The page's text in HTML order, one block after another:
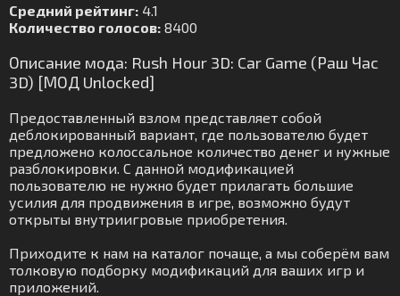
Средний рейтинг: 4.1
Количество голосов: 8400
Описание мода: Rush Hour 3D: Car Game (Раш Час
3D) [МОД Unlocked]
Предоставленный взлом представляет собой
деблокированный вариант, где пользователю будет
предложено колоссальное количество денег и нужные
разблокировки. С данной модификацией
пользователю не нужно будет прилагать большие
усилия для продвижения в игре, возможно будут
открыты внутриигровые приобретения.
Приходите к нам на каталог почаще, а мы соберём вам
толковую подборку модификаций для ваших игр и
приложений.